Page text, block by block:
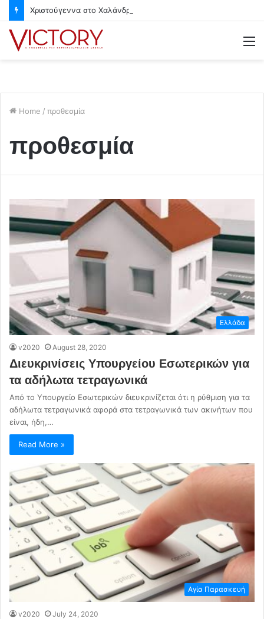
Home / προθεσμία
προθεσμία
Ελλάδα
v2020 August 28, 2020
Διευκρινίσεις Υπουργείου Εσωτερικών για
τα αδήλωτα τετραγωνικά
Από το Υπουργείο Εσωτερικών διευκρινίζεται ότι η ρύθμιση για τα
αδήλωτα τετραγωνικά αφορά στα τετραγωνικά των ακινήτων που
είναι, ήδη,…
Read More »
Αγία Παρασκευή
v2020 July 24, 2020